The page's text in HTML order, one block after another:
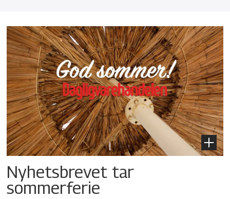
Nyhetsbrevet tar
sommerferie